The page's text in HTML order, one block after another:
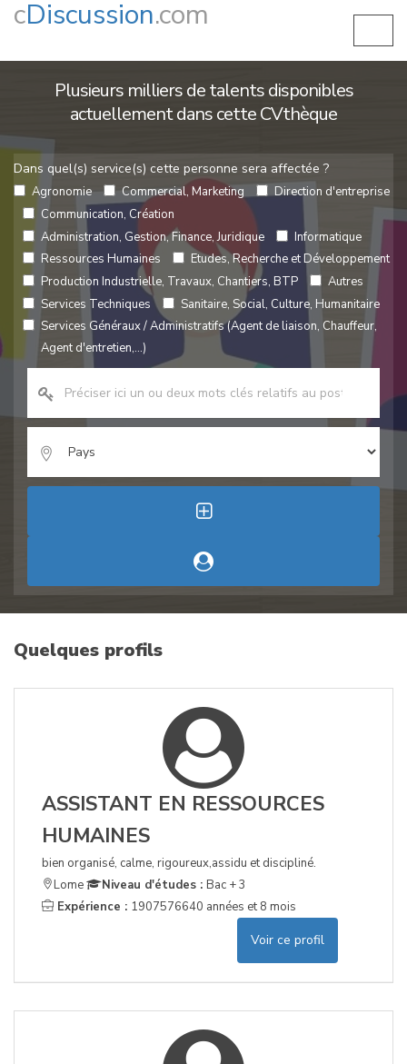
cDiscussion.com
Plusieurs milliers de talents disponibles
actuellement dans cette CVthèque
Dans quel(s) service(s) cette personne sera affectée ?
Agronomie Commercial, Marketing
Direction d'entreprise
Communication, Création
Administration, Gestion, Finance, Juridique
Informatique
Ressources Humaines
Etudes, Recherche et Développement
Production Industrielle, Travaux, Chantiers, BTP
Autres
Services Techniques
Sanitaire, Social, Culture, Humanitaire
Services Généraux / Administratifs (Agent de liaison, Chauffeur,
Agent d'entretien,...)
Quelques profils
ASSISTANT EN RESSOURCES
HUMAINES
bien organisé, calme, rigoureux,assidu et discipliné.
Lome
Niveau d'études : Bac + 3
Expérience : 1907576640 années et 8 mois
Voir ce profil